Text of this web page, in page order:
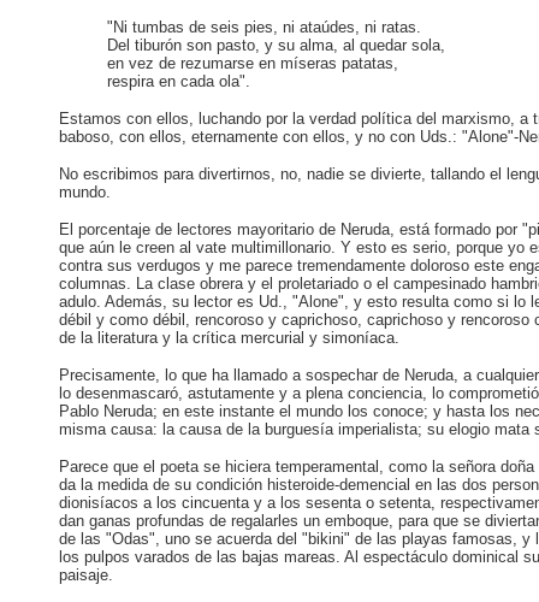
"Ni tumbas de seis pies, ni ataúdes, ni ratas.
Del tiburón son pasto, y su alma, al quedar sola,
en vez de rezumarse en míseras patatas,
respira en cada ola".
Estamos con ellos, luchando por la verdad política del marxismo,
baboso, con ellos, eternamente con ellos, y no con Uds.: "Alone"-
No escribimos para divertirnos, no, nadie se divierte, tallando el
mundo.
El porcentaje de lectores mayoritario de Neruda, está formado
que aún le creen al vate multimillonario. Y esto es serio, porque yo
contra sus verdugos y me parece tremendamente doloroso este
columnas. La clase obrera y el proletariado o el campesinado
adulo. Además, su lector es Ud., "Alone", y esto resulta como si lo
débil y como débil, rencoroso y caprichoso, caprichoso y
de la literatura y la crítica mercurial y simoníaca.
Precisamente, lo que ha llamado a sospechar de Neruda, a
lo desenmascaró, astutamente y a plena conciencia, lo
Pablo Neruda; en este instante el mundo los conoce; y hasta los
misma causa: la causa de la burguesía imperialista; su elogio
Parece que el poeta se hiciera temperamental, como la señora
da la medida de su condición histeroide-demencial en las dos
dionisíacos a los cincuenta y a los sesenta o setenta,
dan ganas profundas de regalarles un emboque, para que se
de las "Odas", uno se acuerda del "bikini" de las playas famosas,
los pulpos varados de las bajas mareas. Al espectáculo dominical
paisaje.